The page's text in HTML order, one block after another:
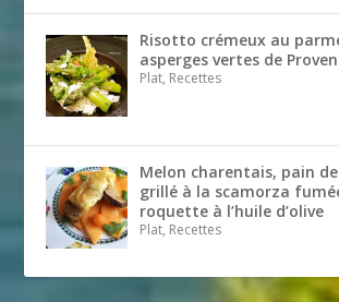
Risotto crémeux au
asperges vertes de
Plat, Recettes
Melon charentais, pain
grillé à la scamorza
roquette à l’huile d’olive
Plat, Recettes